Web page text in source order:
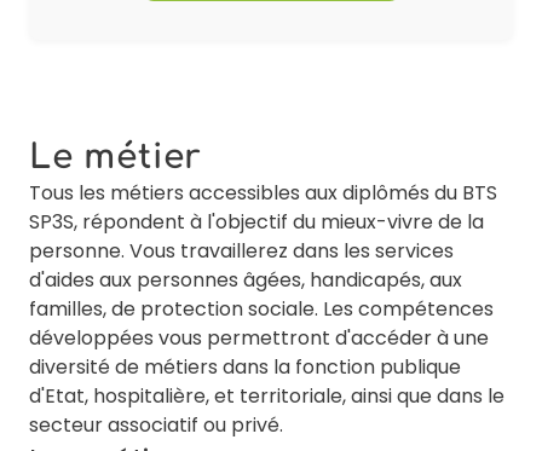
Le métier
Tous les métiers accessibles aux diplômés du BTS
SP3S, répondent à l'objectif du mieux-vivre de la
personne. Vous travaillerez dans les services
d'aides aux personnes âgées, handicapés, aux
familles, de protection sociale. Les compétences
développées vous permettront d'accéder à une
diversité de métiers dans la fonction publique
d'Etat, hospitalière, et territoriale, ainsi que dans le
secteur associatif ou privé.